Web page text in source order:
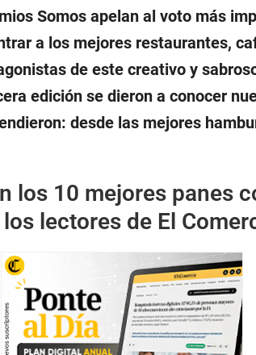
Somos apelan al voto más
a los mejores restaurantes,
de este creativo y
edición se dieron a conocer
desde las mejores
los 10 mejores panes
lectores de El